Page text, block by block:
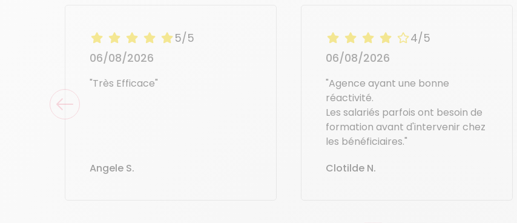
5/5
06/08/2026
"Très Efficace"
Angele S.
4/5
06/08/2026
"Agence ayant une bonne
réactivité.
Les salariés parfois ont besoin de
formation avant d'intervenir chez
les bénéficiaires."
Clotilde N.